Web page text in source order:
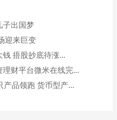
子出国梦
迎来巨变
捂股抄底待涨...
财平台微米在线完...
产品领跑 货币型产...